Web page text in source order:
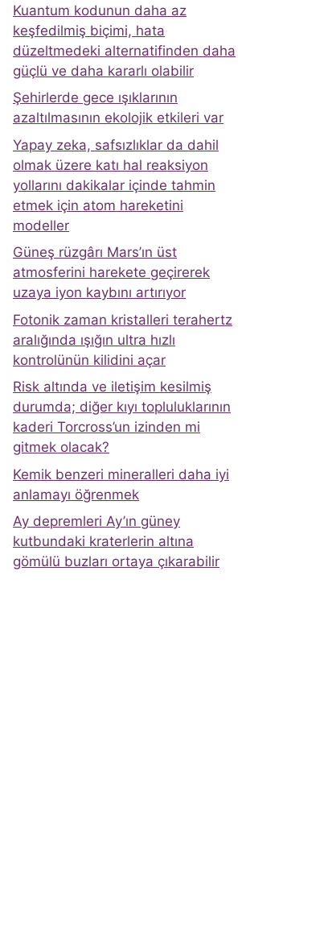
Kuantum kodunun daha az
keşfedilmiş biçimi, hata
düzeltmedeki alternatifinden daha
güçlü ve daha kararlı olabilir
Şehirlerde gece ışıklarının
azaltılmasının ekolojik etkileri var
Yapay zeka, safsızlıklar da dahil
olmak üzere katı hal reaksiyon
yollarını dakikalar içinde tahmin
etmek için atom hareketini
modeller
Güneş rüzgârı Mars’ın üst
atmosferini harekete geçirerek
uzaya iyon kaybını artırıyor
Fotonik zaman kristalleri terahertz
aralığında ışığın ultra hızlı
kontrolünün kilidini açar
Risk altında ve iletişim kesilmiş
durumda; diğer kıyı topluluklarının
kaderi Torcross’un izinden mi
gitmek olacak?
Kemik benzeri mineralleri daha iyi
anlamayı öğrenmek
Ay depremleri Ay’ın güney
kutbundaki kraterlerin altına
gömülü buzları ortaya çıkarabilir